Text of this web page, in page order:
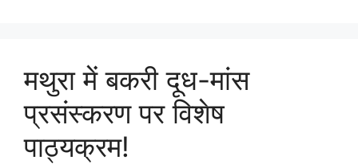
मथुरा में बकरी दूध-मांस
प्रसंस्करण पर विशेष
पाठ्यक्रम!